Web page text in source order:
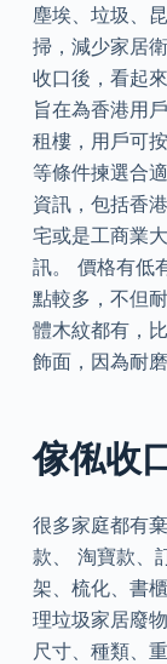
塵埃、垃圾、
掃，減少家居
收口後，看起
旨在為香港用
租樓，用戶可
等條件揀選合
資訊，包括香
宅或是工商業
訊。 價格有低
點較多，不但
體木紋都有，
飾面，因為耐
傢俬收
很多家庭都有
款、 淘寶款、
架、梳化、書
理垃圾家居廢
尺寸、種類、